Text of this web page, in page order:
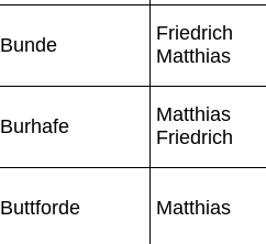
Bunde
Friedrich
Matthias
Burhafe
Matthias
Friedrich
Buttforde Matthias